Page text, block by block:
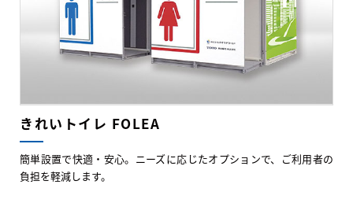
きれいトイレ FOLEA
簡単設置で快適・安心。ニーズに応じたオプションで、ご利用者の
負担を軽減します。